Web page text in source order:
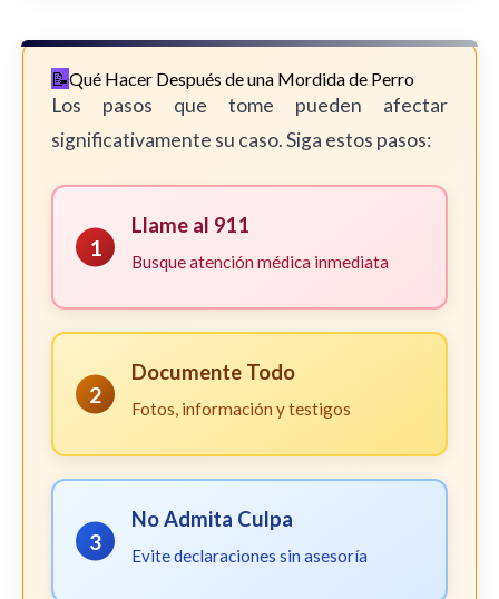
Qué Hacer Después de una Mordida de Perro
Los pasos que tome pueden afectar
significativamente su caso. Siga estos pasos:
1
Llame al 911
Busque atención médica inmediata
2
Documente Todo
Fotos, información y testigos
3
No Admita Culpa
Evite declaraciones sin asesoría